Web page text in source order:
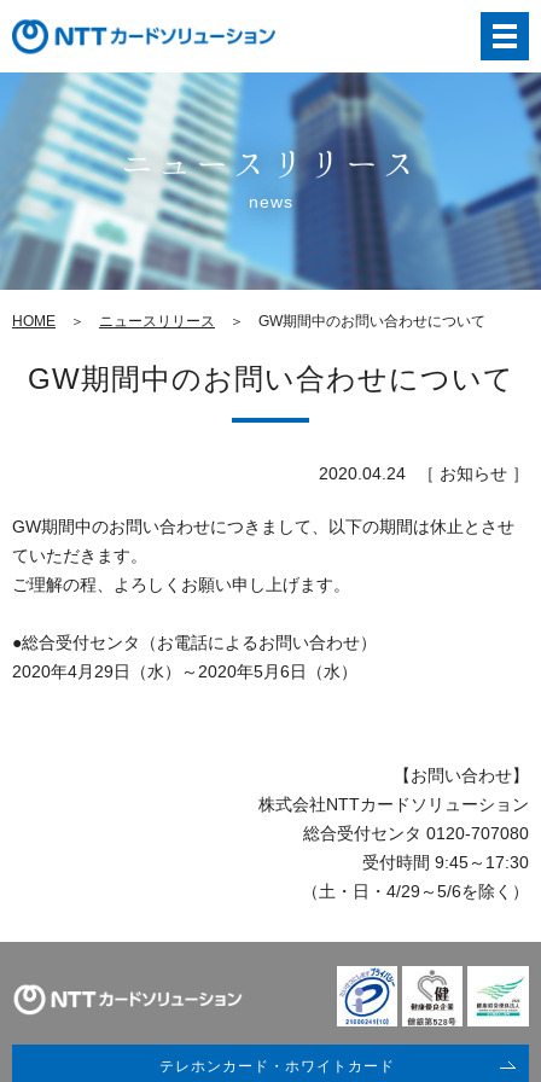
ニュースリリース
news
HOME ニュースリリース GW期間中のお問い合わせについて
GW期間中のお問い合わせについて
2020.04.24 ［ お知らせ ］
GW期間中のお問い合わせにつきまして、以下の期間は休止とさせ
ていただきます。
ご理解の程、よろしくお願い申し上げます。
●総合受付センタ（お電話によるお問い合わせ）
2020年4月29日（水）～2020年5月6日（水）
【お問い合わせ】
株式会社NTTカードソリューション
総合受付センタ 0120-707080
受付時間 9:45～17:30
（土・日・4/29～5/6を除く）
テレホンカード・ホワイトカード